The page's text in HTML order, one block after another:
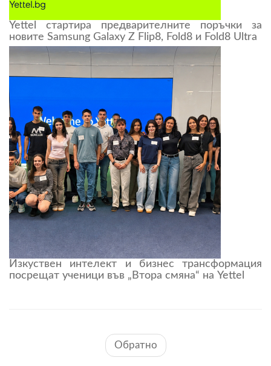
Yettel стартира предварителните поръчки за
новите Samsung Galaxy Z Flip8, Fold8 и Fold8 Ultra
Изкуствен интелект и бизнес трансформация
посрещат ученици във „Втора смяна“ на Yettel
Обратно